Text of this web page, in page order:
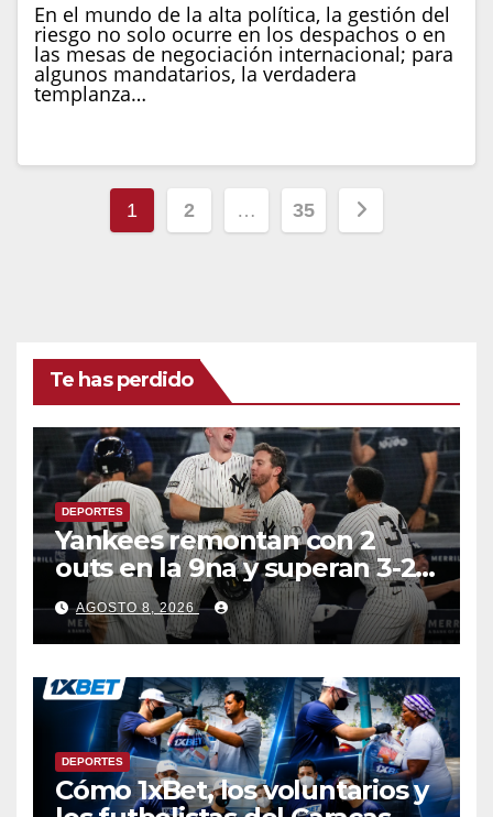
En el mundo de la alta política, la gestión del
riesgo no solo ocurre en los despachos o en
las mesas de negociación internacional; para
algunos mandatarios, la verdadera
templanza…
Paginación
1 2 … 35
Te has perdido
DEPORTES
Yankees remontan con 2
outs en la 9na y superan 3-2 a
Bravos en 10 innings tras
larga lluvia
AGOSTO 8, 2026
DEPORTES
Cómo 1xBet, los voluntarios y